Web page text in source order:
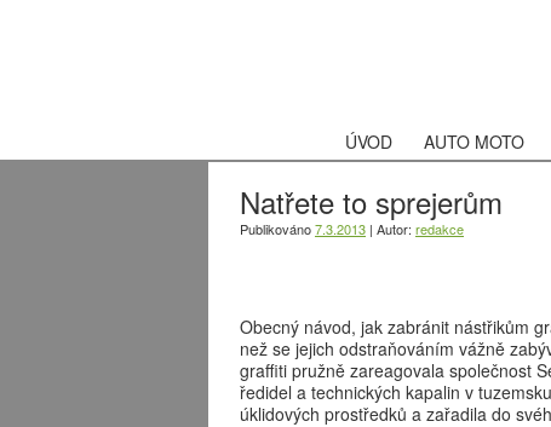
ÚVOD AUTO MOTO
Natřete to sprejerům
Publikováno7.3.2013 | Autor: redakce
Obecný návod, jak zabránit nástřikům
než se jejich odstraňováním vážně
graffiti pružně zareagovala společnost
ředidel a technických kapalin v
úklidových prostředků a zařadila do